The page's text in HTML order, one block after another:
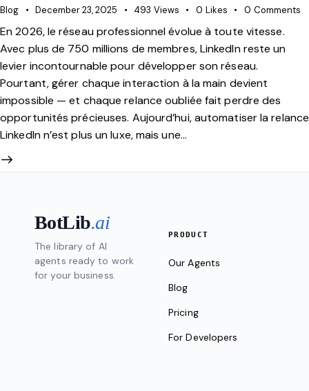
Blog December 23, 2025 493 Views 0 Likes 0 Comments
En 2026, le réseau professionnel évolue à toute vitesse.
Avec plus de 750 millions de membres, LinkedIn reste un
levier incontournable pour développer son réseau.
Pourtant, gérer chaque interaction à la main devient
impossible — et chaque relance oubliée fait perdre des
opportunités précieuses. Aujourd’hui, automatiser la relance
LinkedIn n’est plus un luxe, mais une…
BotLib.ai
The library of AI
agents ready to work
for your business.
PRODUCT
Our Agents
Blog
Pricing
For Developers